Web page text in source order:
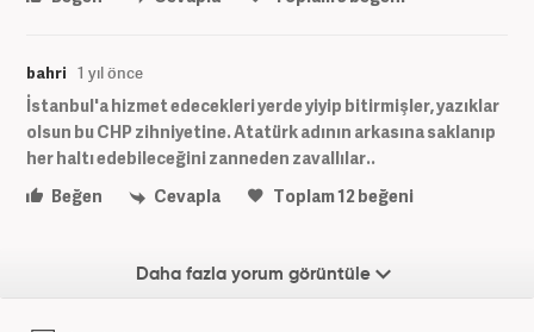
bahri 1 yıl önce
İstanbul'a hizmet edecekleri yerde yiyip bitirmişler, yazıklar
olsun bu CHP zihniyetine. Atatürk adının arkasına saklanıp
her haltı edebileceğini zanneden zavallılar..
Beğen
Cevapla Toplam12beğeni
Daha fazla yorum görüntüle